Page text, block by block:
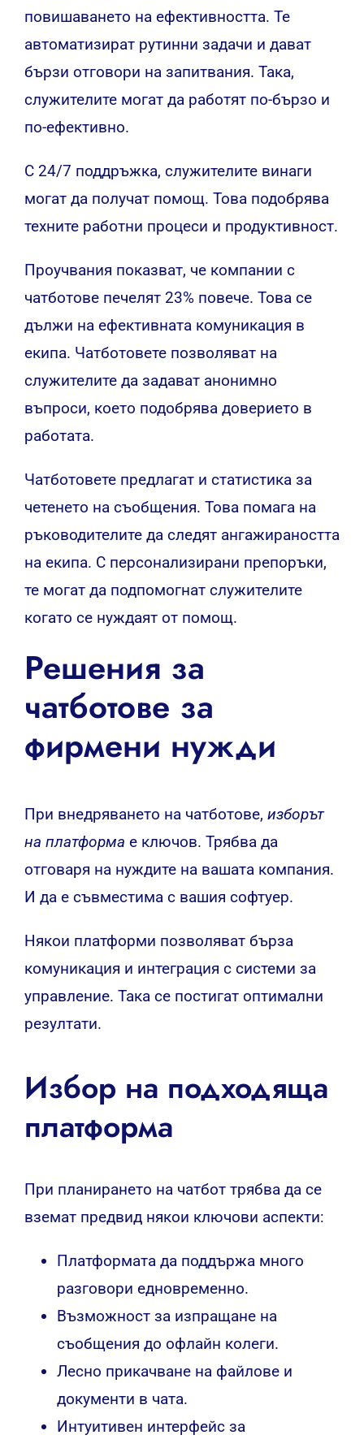
повишаването на ефективността. Те
автоматизират рутинни задачи и дават
бързи отговори на запитвания. Така,
служителите могат да работят по-бързо и
по-ефективно.
С 24/7 поддръжка, служителите винаги
могат да получат помощ. Това подобрява
техните работни процеси и продуктивност.
Проучвания показват, че компании с
чатботове печелят 23% повече. Това се
дължи на ефективната комуникация в
екипа. Чатботовете позволяват на
служителите да задават анонимно
въпроси, което подобрява доверието в
работата.
Чатботовете предлагат и статистика за
четенето на съобщения. Това помага на
ръководителите да следят ангажираността
на екипа. С персонализирани препоръки,
те могат да подпомогнат служителите
когато се нуждаят от помощ.
Решения за
чатботове за
фирмени нужди
При внедряването на чатботове, изборът
на платформа е ключов. Трябва да
отговаря на нуждите на вашата компания.
И да е съвместима с вашия софтуер.
Някои платформи позволяват бърза
комуникация и интеграция с системи за
управление. Така се постигат оптимални
резултати.
Избор на подходяща
платформа
При планирането на чатбот трябва да се
вземат предвид някои ключови аспекти:
Платформата да поддържа много
разговори едновременно.
Възможност за изпращане на
съобщения до офлайн колеги.
Лесно прикачване на файлове и
документи в чата.
Интуитивен интерфейс за